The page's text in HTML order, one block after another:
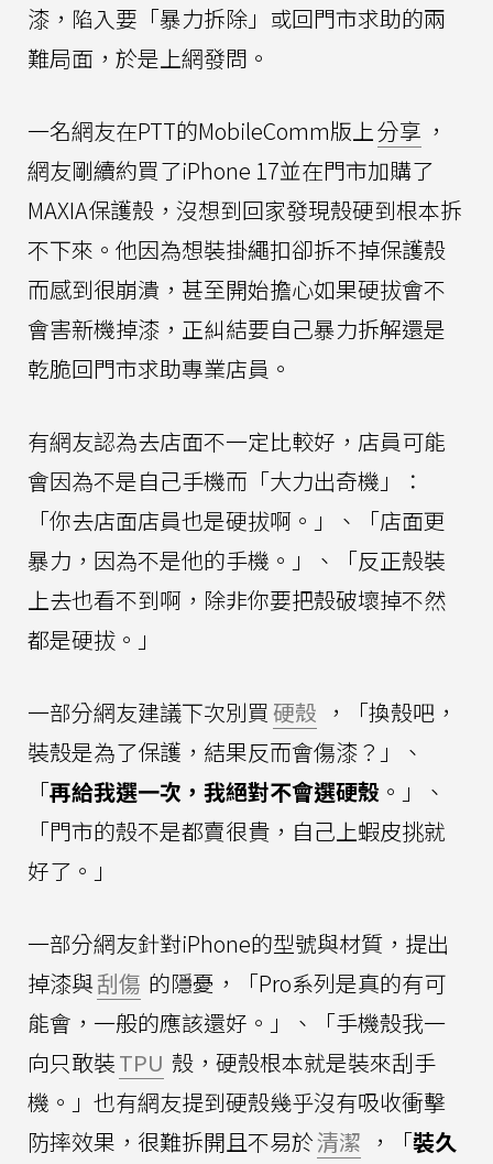
漆，陷入要「暴力拆除」或回門市求助的兩
難局面，於是上網發問。
一名網友在PTT的MobileComm版上分享 ，
網友剛續約買了iPhone 17並在門市加購了
MAXIA保護殼，沒想到回家發現殼硬到根本拆
不下來。他因為想裝掛繩扣卻拆不掉保護殼
而感到很崩潰，甚至開始擔心如果硬拔會不
會害新機掉漆，正糾結要自己暴力拆解還是
乾脆回門市求助專業店員。
有網友認為去店面不一定比較好，店員可能
會因為不是自己手機而「大力出奇機」：
「你去店面店員也是硬拔啊。」、「店面更
暴力，因為不是他的手機。」、「反正殼裝
上去也看不到啊，除非你要把殼破壞掉不然
都是硬拔。」
一部分網友建議下次別買硬殼 ，「換殼吧，
裝殼是為了保護，結果反而會傷漆？」、
「再給我選一次，我絕對不會選硬殼 。」、
「門市的殼不是都賣很貴，自己上蝦皮挑就
好了。」
一部分網友針對iPhone的型號與材質，提出
掉漆與刮傷 的隱憂，「Pro系列是真的有可
能會，一般的應該還好。」、「手機殼我一
向只敢裝TPU 殼，硬殼根本就是裝來刮手
機。」也有網友提到硬殼幾乎沒有吸收衝擊
防摔效果，很難拆開且不易於清潔 ，「裝久